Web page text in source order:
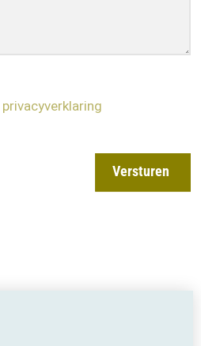
privacyverklaring
Versturen